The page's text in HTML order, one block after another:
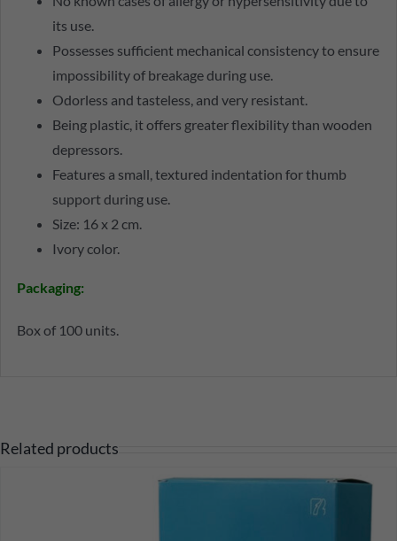
its use.
Possesses sufficient mechanical consistency to ensure
impossibility of breakage during use.
Odorless and tasteless, and very resistant.
Being plastic, it offers greater flexibility than wooden
depressors.
Features a small, textured indentation for thumb
support during use.
Size: 16 x 2 cm.
Ivory color.
Packaging:
Box of 100 units.
Related products